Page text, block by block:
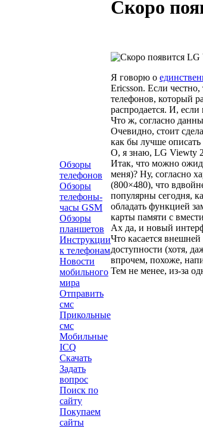
Обзоры
телефонов
Обзоры
телефоны-
часы GSM
Обзоры
планшетов
Инструкции
к телефонам
Новости
мобильного
мира
Отправить
смс
Прикольные
смс
Мобильные
ICQ
Скачать
Задать
вопрос
Поиск по
сайту
Покупаем
сайты
Скоро
Я говорю о
Ericsson. Если
телефонов, который
распродается. И,
Что ж, согласно
Очевидно, стоит
как бы лучше
О, я знаю, LG Viewty
Итак, что можно
меня)? Ну, согласно
(800×480), что
популярны сегодня,
обладать функцией
карты памяти с
Ах да, и новый
Что касается
доступности (хотя,
впрочем, похоже,
Тем не менее, из-за